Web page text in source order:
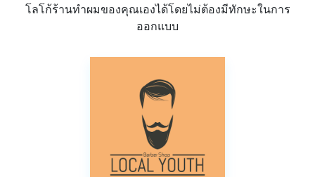
โลโก้ร้านทำผมของคุณเองได้โดยไม่ต้องมีทักษะในการ
ออกแบบ